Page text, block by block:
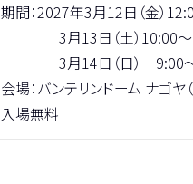
期間：2027年3月12日（金）
3月13日（土）10:00〜
3月14日（日） 9:00
会場：バンテリンドーム ナゴ
入場無料